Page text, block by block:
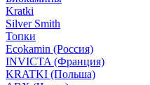
Kratki
Silver Smith
Топки
Ecokamin (Россия)
INVICTA (Франция)
KRATKI (Польша)